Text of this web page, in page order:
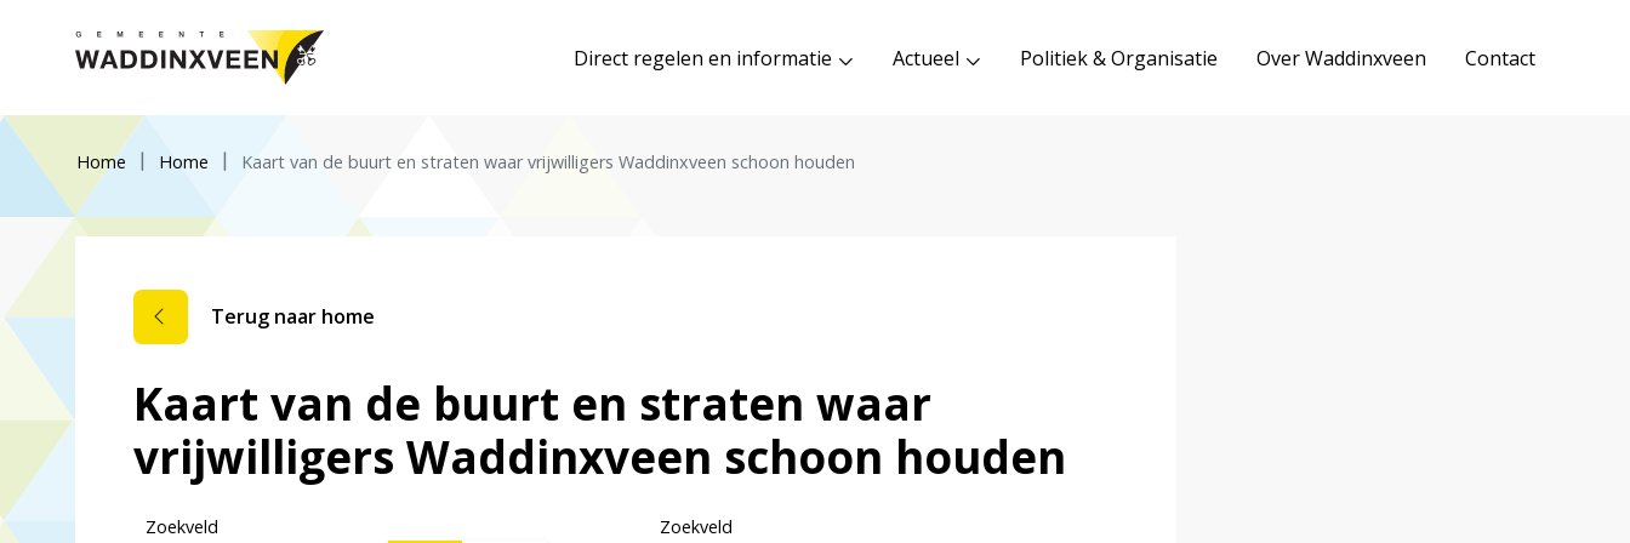
Direct regelen en informatie Actueel Politiek & Organisatie Over Waddinxveen Contact
Home Home Kaart van de buurt en straten waar vrijwilligers Waddinxveen schoon houden
Terug naar home
Kaart van de buurt en straten waar
vrijwilligers Waddinxveen schoon houden